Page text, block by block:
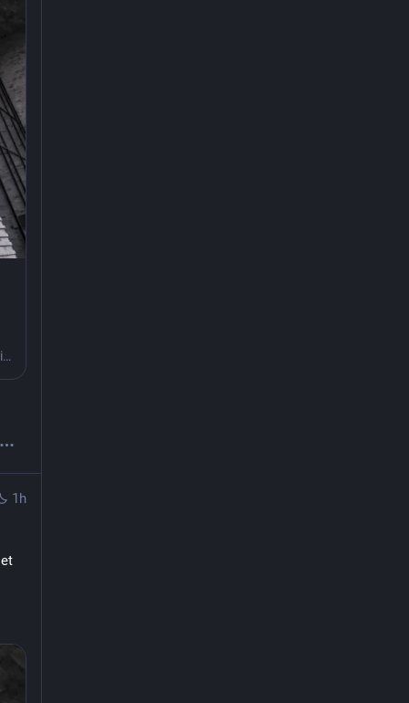
En mand er i landsretten blevet frifundet for uberettiget fotografering på et ikke frit tilgængeligt sted.
1h